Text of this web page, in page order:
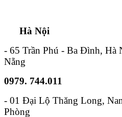
Hà Nội
- 65 Trần Phú - Ba
Nẵng
0979. 744.011
- 01 Đại Lộ
Phòng